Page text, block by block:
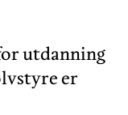
utdanning
er